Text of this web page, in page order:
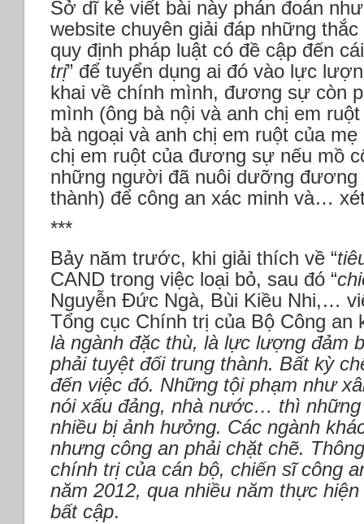
Sở dĩ kẻ viết bài này phán đoán
website chuyên giải đáp những
quy định pháp luật có đề cập đến
trị” để tuyển dụng ai đó vào lực
khai về chính mình, đương sự còn
mình (ông bà nội và anh chị em
bà ngoại và anh chị em ruột của
chị em ruột của đương sự nếu mồ
những người đã nuôi dưỡng
thành) để công an xác minh và…
***
Bảy năm trước, khi giải thích về “
CAND trong việc loại bỏ, sau đó “
Nguyễn Đức Ngà, Bùi Kiều Nhi,…
Tổng cục Chính trị của Bộ Công an
là ngành đặc thù, là lực lượng đảm
phải tuyệt đối trung thành. Bất kỳ
đến việc đó. Những tội phạm như
nói xấu đảng, nhà nước… thì
nhiều bị ảnh hưởng. Các ngành
nhưng công an phải chặt chẽ.
chính trị của cán bộ, chiến sĩ công
năm 2012, qua nhiều năm thực
bất cập.